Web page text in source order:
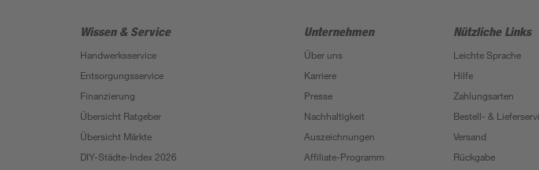
Wissen & Service
Handwerksservice
Entsorgungsservice
Finanzierung
Übersicht Ratgeber
Übersicht Märkte
DIY-Städte-Index 2026
Unternehmen
Über uns
Karriere
Presse
Nachhaltigkeit
Auszeichnungen
Affiliate-Programm
Nützliche Links
Leichte Sprache
Hilfe
Zahlungsarten
Bestell- &
Versand
Rückgabe